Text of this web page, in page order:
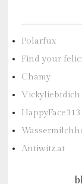
Polarfux
Find your
Chamy
Vickyliebtdich
HappyFace313
Antiwitz.at